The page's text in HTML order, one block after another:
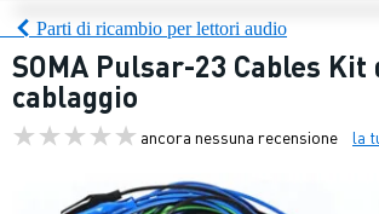
Parti di ricambio per lettori audio
SOMA Pulsar-23 Cables Kit
cablaggio
ancora nessuna recensione la